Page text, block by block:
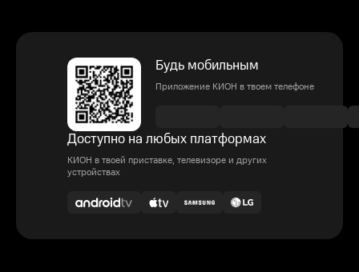
Будь мобильным
Приложение КИОН в твоем телефоне
Доступно на любых платформах
КИОН в твоей приставке, телевизоре и других
устройствах